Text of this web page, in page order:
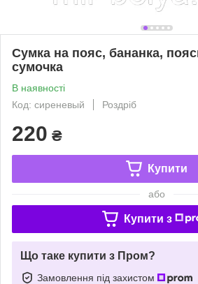
Сумка на пояс, бананка,
сумочка
В наявності
Код: сиреневый
Роздріб
220 ₴
Купити
або
Купити з
Що таке купити з Пром?
Замовлення під захистом